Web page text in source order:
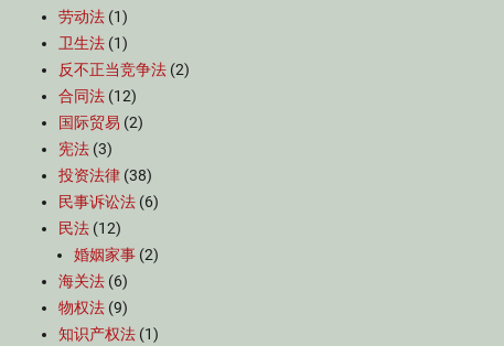
劳动法 (1)
卫生法 (1)
反不正当竞争法 (2)
合同法 (12)
国际贸易 (2)
宪法 (3)
投资法律 (38)
民事诉讼法 (6)
民法 (12)
婚姻家事 (2)
海关法 (6)
物权法 (9)
知识产权法 (1)